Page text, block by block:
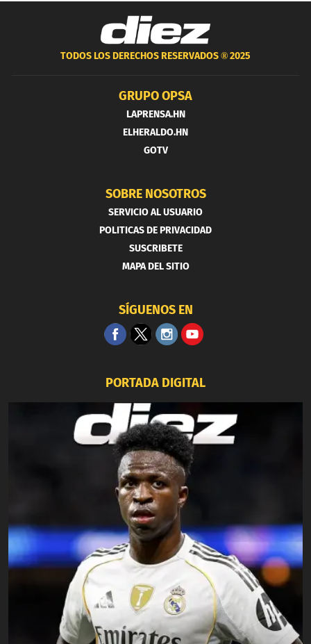
TODOS LOS DERECHOS RESERVADOS ®2025
GRUPO OPSA
LAPRENSA.HN
ELHERALDO.HN
GOTV
SOBRE NOSOTROS
SERVICIO AL USUARIO
POLITICAS DE PRIVACIDAD
SUSCRIBETE
MAPA DEL SITIO
SÍGUENOS EN
PORTADA DIGITAL